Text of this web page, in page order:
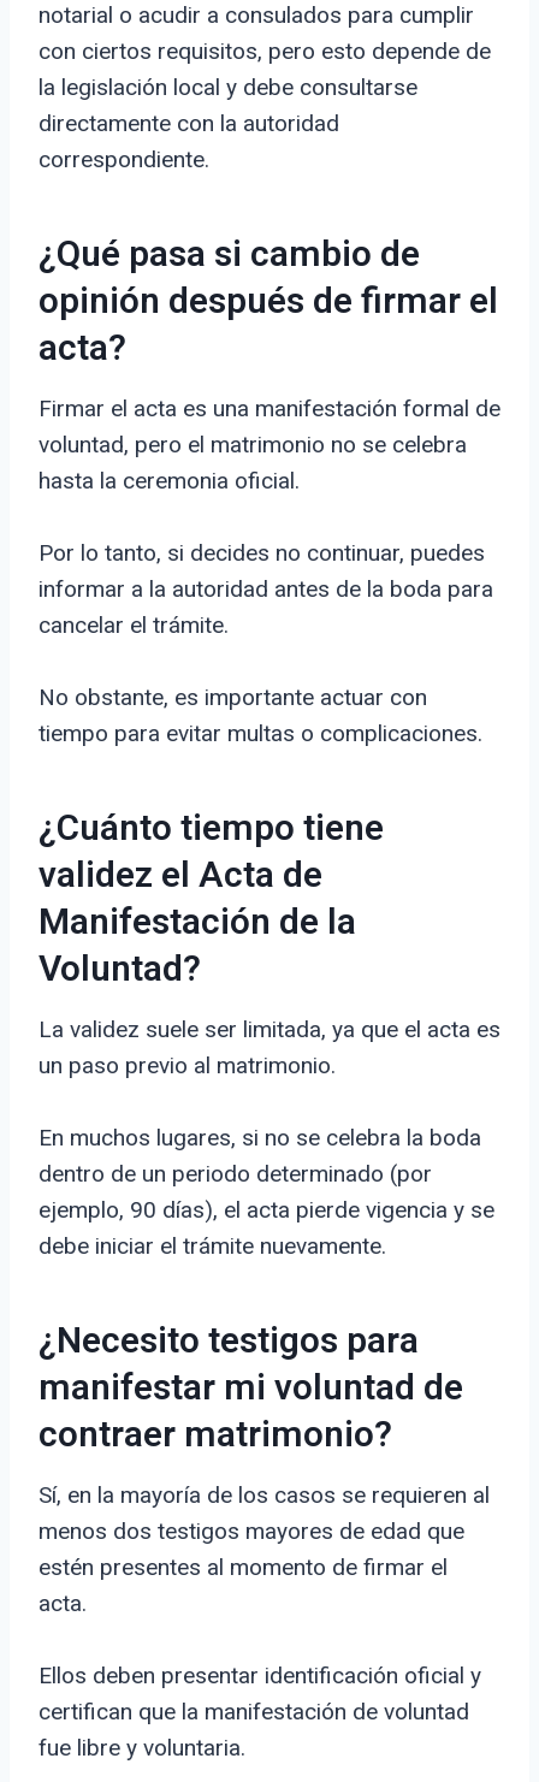
notarial o acudir a consulados para cumplir
con ciertos requisitos, pero esto depende de
la legislación local y debe consultarse
directamente con la autoridad
correspondiente.
¿Qué pasa si cambio de
opinión después de firmar el
acta?
Firmar el acta es una manifestación formal de
voluntad, pero el matrimonio no se celebra
hasta la ceremonia oficial.
Por lo tanto, si decides no continuar, puedes
informar a la autoridad antes de la boda para
cancelar el trámite.
No obstante, es importante actuar con
tiempo para evitar multas o complicaciones.
¿Cuánto tiempo tiene
validez el Acta de
Manifestación de la
Voluntad?
La validez suele ser limitada, ya que el acta es
un paso previo al matrimonio.
En muchos lugares, si no se celebra la boda
dentro de un periodo determinado (por
ejemplo, 90 días), el acta pierde vigencia y se
debe iniciar el trámite nuevamente.
¿Necesito testigos para
manifestar mi voluntad de
contraer matrimonio?
Sí, en la mayoría de los casos se requieren al
menos dos testigos mayores de edad que
estén presentes al momento de firmar el
acta.
Ellos deben presentar identificación oficial y
certifican que la manifestación de voluntad
fue libre y voluntaria.